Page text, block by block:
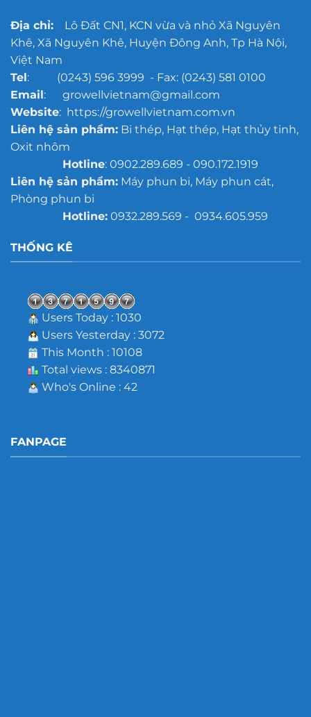
Địa chỉ:Lô Đất CN1, KCN vừa và nhỏ Xã Nguyên
Khê, Xã Nguyên Khê, Huyện Đông Anh, Tp Hà Nội,
Việt Nam
Tel: (0243) 596 3999 - Fax: (0243) 581 0100
Email: growellvietnam@gmail.com
Website: https://growellvietnam.com.vn
Liên hệ sản phẩm:Bi thép, Hạt thép, Hạt thủy tinh,
Oxit nhôm
Hotline: 0902.289.689 - 090.172.1919
Liên hệ sản phẩm:Máy phun bi, Máy phun cát,
Phòng phun bi
Hotline:0932.289.569 - 0934.605.959
THỐNG KÊ
Users Today : 1030
Users Yesterday : 3072
This Month : 10108
Total views : 8340871
Who's Online : 42
FANPAGE